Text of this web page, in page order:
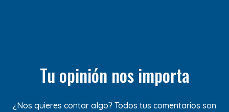
Tu opinión nos importa
¿Nos quieres contar algo? Todos tus comentarios son